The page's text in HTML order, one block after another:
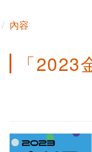
內容
「